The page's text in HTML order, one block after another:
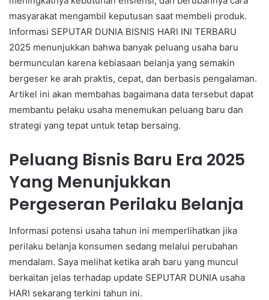
masyarakat mengambil keputusan saat membeli produk.
Informasi SEPUTAR DUNIA BISNIS HARI INI TERBARU
2025 menunjukkan bahwa banyak peluang usaha baru
bermunculan karena kebiasaan belanja yang semakin
bergeser ke arah praktis, cepat, dan berbasis pengalaman.
Artikel ini akan membahas bagaimana data tersebut dapat
membantu pelaku usaha menemukan peluang baru dan
strategi yang tepat untuk tetap bersaing.
Peluang Bisnis Baru Era 2025
Yang Menunjukkan
Pergeseran Perilaku Belanja
Informasi potensi usaha tahun ini memperlihatkan jika
perilaku belanja konsumen sedang melalui perubahan
mendalam. Saya melihat ketika arah baru yang muncul
berkaitan jelas terhadap update SEPUTAR DUNIA usaha
HARI sekarang terkini tahun ini.